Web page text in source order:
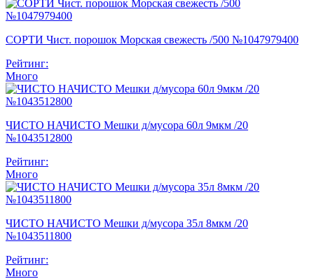
СОРТИ Чист. порошок Морская свежесть /500 №1047979400
Рейтинг:
Много
ЧИСТО НАЧИСТО Мешки д/мусора 60л 9мкм /20
№1043512800
Рейтинг:
Много
ЧИСТО НАЧИСТО Мешки д/мусора 35л 8мкм /20
№1043511800
Рейтинг:
Много